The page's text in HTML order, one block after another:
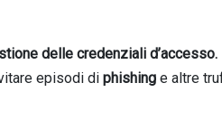
delle credenziali d’accesso.
episodi di phishinge altre